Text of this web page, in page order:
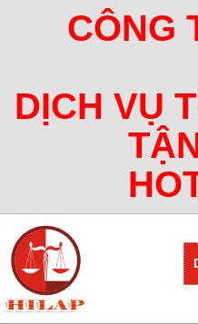
CÔNG
DỊCH VỤ